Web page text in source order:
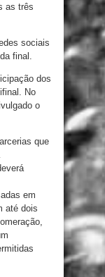
as três
sociais
final.
dos
No
o
que
em
até dois